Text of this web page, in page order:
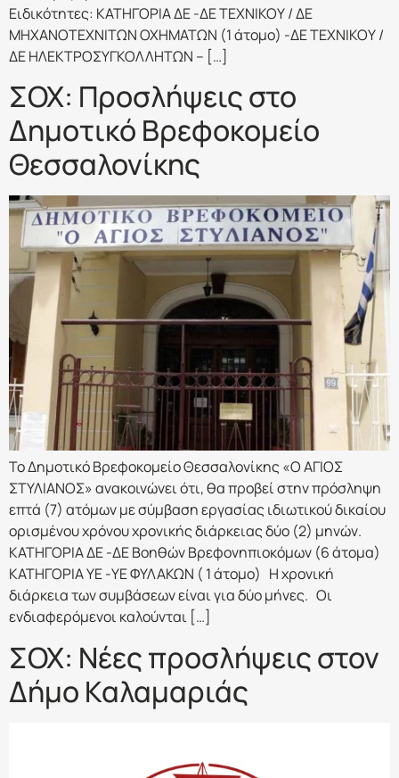
Ειδικότητες: ΚΑΤΗΓΟΡΙΑ ΔΕ -ΔΕ ΤΕΧΝΙΚΟΥ / ΔΕ
ΜΗΧΑΝΟΤΕΧΝΙΤΩΝ ΟΧΗΜΑΤΩΝ (1 άτομο) -ΔΕ ΤΕΧΝΙΚΟΥ /
ΔΕ ΗΛΕΚΤΡΟΣΥΓΚΟΛΛΗΤΩΝ – […]
ΣΟΧ: Προσλήψεις στο
Δημοτικό Βρεφοκομείο
Θεσσαλονίκης
Το Δημοτικό Βρεφοκομείο Θεσσαλονίκης «Ο ΑΓΙΟΣ
ΣΤΥΛΙΑΝΟΣ» ανακοινώνει ότι, θα προβεί στην πρόσληψη
επτά (7) ατόμων με σύμβαση εργασίας ιδιωτικού δικαίου
ορισμένου χρόνου χρονικής διάρκειας δύο (2) μηνών.
ΚΑΤΗΓΟΡΙΑ ΔΕ -ΔΕ Βοηθών Βρεφονηπιοκόμων (6 άτομα)
ΚΑΤΗΓΟΡΙΑ ΥΕ -ΥΕ ΦΥΛΑΚΩΝ ( 1 άτομο) Η χρονική
διάρκεια των συμβάσεων είναι για δύο μήνες. Οι
ενδιαφερόμενοι καλούνται […]
ΣΟΧ: Νέες προσλήψεις στον
Δήμο Καλαμαριάς